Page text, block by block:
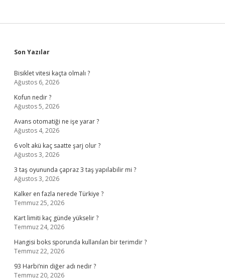
Sidebar
Son Yazılar
Bisiklet vitesi kaçta olmalı ?
Ağustos 6, 2026
Kofun nedir ?
Ağustos 5, 2026
Avans otomatiği ne işe yarar ?
Ağustos 4, 2026
6 volt akü kaç saatte şarj olur ?
Ağustos 3, 2026
3 taş oyununda çapraz 3 taş yapılabilir mi ?
Ağustos 3, 2026
Kalker en fazla nerede Türkiye ?
Temmuz 25, 2026
Kart limiti kaç günde yükselir ?
Temmuz 24, 2026
Hangisi boks sporunda kullanılan bir terimdir ?
Temmuz 22, 2026
93 Harbi’nin diğer adı nedir ?
Temmuz 20, 2026